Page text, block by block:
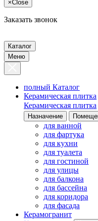
×Close
Заказать звонок
Каталог
Меню
полный Каталог
Керамическая плитка
Керамическая плитка
Назначение
для ванной
для фартука
для кухни
для туалета
для гостиной
для улицы
для балкона
для бассейна
для коридора
для фасада
Керамогранит